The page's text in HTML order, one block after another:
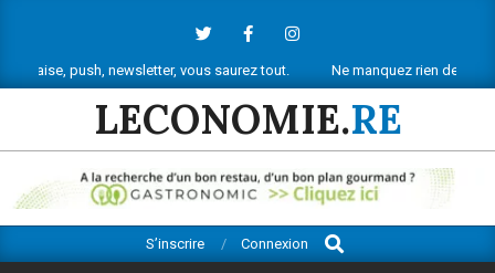
contentnewsletter, vous saurez tout. Ne manquez rien de l’actu
LECONOMIE.RE
Navigation
S’inscrire Connexion
Search